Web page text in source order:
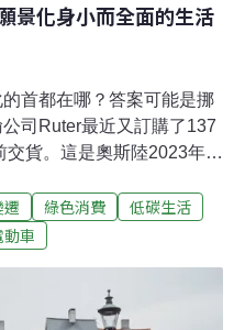
景化身小而全面的生活
首都在哪？答案可能是挪
司Ruter最近又訂購了137
貨。這是奧斯陸2023年底
永續交通的領航者，擁有
，峽灣區大部分的渡輪皆
復成野生草地、並且放置
綠色消費
低碳生活
動車